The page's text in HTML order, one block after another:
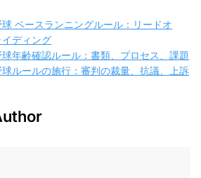
球 ベースランニングルール：リードオ
ディング
球年齢確認ルール：書類、プロセス、課題
球ルールの施行：審判の裁量、抗議、上訴